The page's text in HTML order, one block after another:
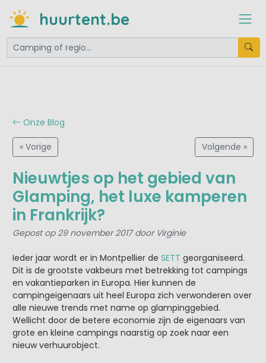
huurtent.be
Onze Blog
« Vorige Volgende »
Nieuwtjes op het gebied van
Glamping, het luxe kamperen
in Frankrijk?
Gepost op 29 november 2017 door Virginie
Ieder jaar wordt er in Montpellier de SETT georganiseerd.
Dit is de grootste vakbeurs met betrekking tot campings
en vakantieparken in Europa. Hier kunnen de
campingeigenaars uit heel Europa zich verwonderen over
alle nieuwe trends met name op glampinggebied.
Wellicht door de betere economie zijn de eigenaars van
grote en kleine campings naarstig op zoek naar een
nieuw verhuurobject.